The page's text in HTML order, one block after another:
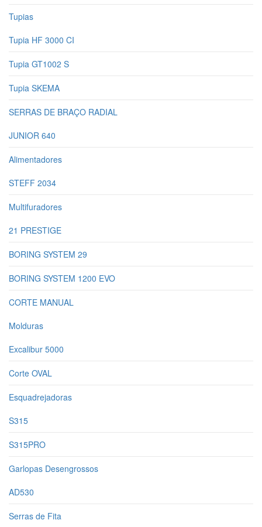
Tupias
Tupia HF 3000 CI
Tupia GT1002 S
Tupia SKEMA
SERRAS DE BRAÇO RADIAL
JUNIOR 640
Alimentadores
STEFF 2034
Multifuradores
21 PRESTIGE
BORING SYSTEM 29
BORING SYSTEM 1200 EVO
CORTE MANUAL
Molduras
Excalibur 5000
Corte OVAL
Esquadrejadoras
S315
S315PRO
Garlopas Desengrossos
AD530
Serras de Fita